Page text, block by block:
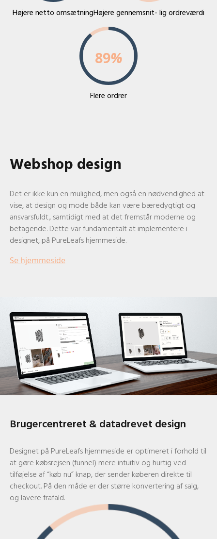
Højere netto omsætningHøjere gennemsnit- lig ordreværdi
89%
Flere ordrer
Webshop design
Det er ikke kun en mulighed, men også en nødvendighed at
vise, at design og mode både kan være bæredygtigt og
ansvarsfuldt., samtidigt med at det fremstår moderne og
betagende. Dette var fundamentalt at implementere i
designet, på PureLeafs hjemmeside.
Se hjemmeside
Brugercentreret & datadrevet design
Designet på PureLeafs hjemmeside er optimeret i forhold til
at gøre købsrejsen (funnel) mere intuitiv og hurtig ved
tilføjelse af “køb nu” knap, der sender køberen direkte til
checkout. På den måde er der større konvertering af salg,
og lavere frafald.